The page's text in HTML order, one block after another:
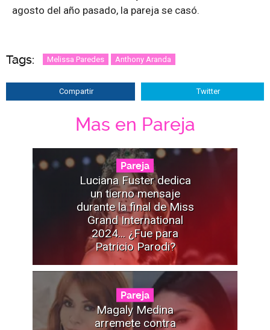
agosto del año pasado, la pareja se casó.
Tags: Melissa Paredes Anthony Aranda
Compartir Twitter
Mas en Pareja
Pareja
Luciana Fuster dedica
un tierno mensaje
durante la final de Miss
Grand International
2024... ¿Fue para
Patricio Parodi?
Pareja
Magaly Medina
arremete contra